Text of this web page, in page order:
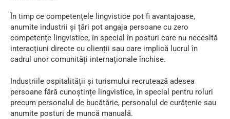
În timp ce competențele lingvistice pot fi avantajoase,
anumite industrii și țări pot angaja persoane cu zero
competențe lingvistice, în special în posturi care nu necesită
interacțiuni directe cu clienții sau care implică lucrul în
cadrul unor comunități internaționale închise.
Industriile ospitalității și turismului recrutează adesea
persoane fără cunoștințe lingvistice, în special pentru roluri
precum personalul de bucătărie, personalul de curățenie sau
anumite posturi de muncă manuală.